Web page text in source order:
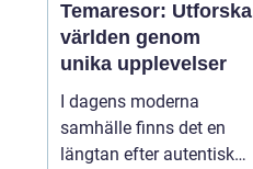
Temaresor: Utforska
världen genom
unika upplevelser
I dagens moderna
samhälle finns det en
längtan efter autentiska